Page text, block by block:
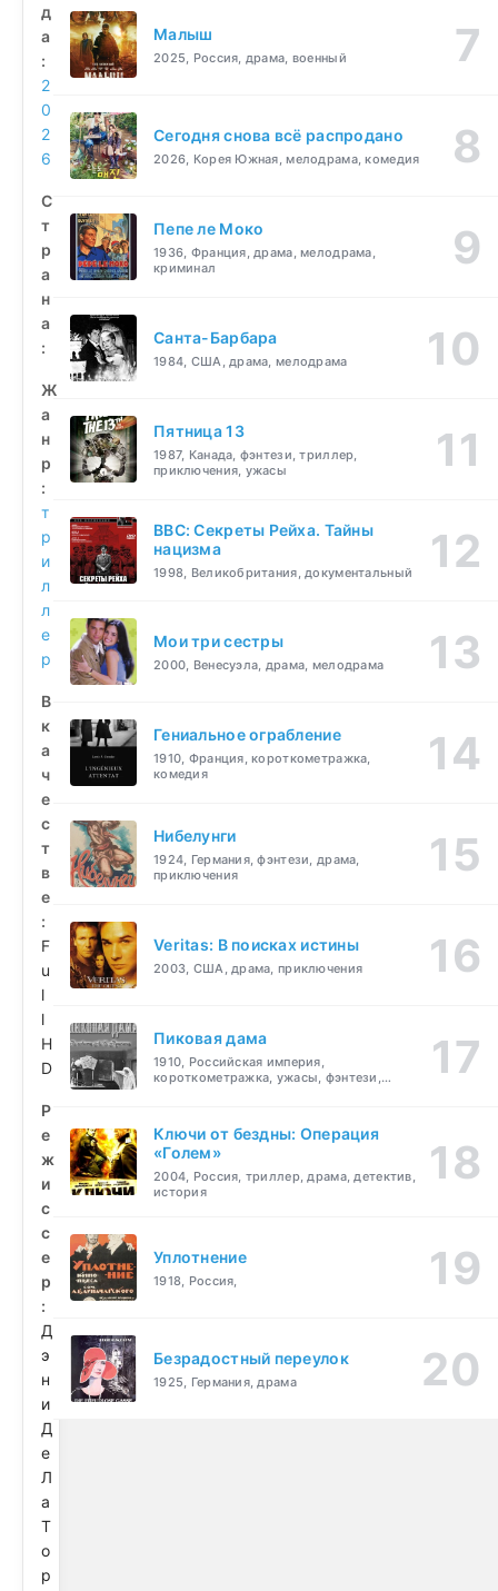
д
а
:
2
0
2
6
С
т
р
а
н
а
:
Ж
а
н
р
:
т
р
и
л
л
е
р
В
к
а
ч
е
с
т
в
е
:
F
u
l
l
H
D
Р
е
ж
и
с
с
е
р
:
Д
э
н
и
Д
е
Л
а
Т
о
р
Малыш
2025, Россия, драма, военный
Сегодня снова всё распродано
2026, Корея Южная, мелодрама, комедия
Пепе ле Моко
1936, Франция, драма, мелодрама,
криминал
Санта-Барбара
1984, США, драма, мелодрама
Пятница 13
1987, Канада, фэнтези, триллер,
приключения, ужасы
BBC: Секреты Рейха. Тайны
нацизма
1998, Великобритания, документальный
Мои три сестры
2000, Венесуэла, драма, мелодрама
Гениальное ограбление
1910, Франция, короткометражка,
комедия
Нибелунги
1924, Германия, фэнтези, драма,
приключения
Veritas: В поисках истины
2003, США, драма, приключения
Пиковая дама
1910, Российская империя,
короткометражка, ужасы, фэнтези,
Ключи от бездны: Операция
«Голем»
2004, Россия, триллер, драма, детектив,
история
Уплотнение
1918, Россия,
Безрадостный переулок
1925, Германия, драма